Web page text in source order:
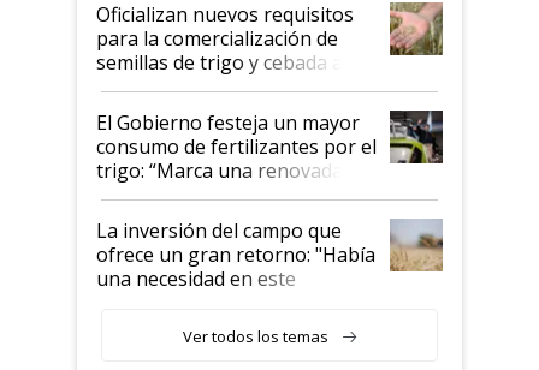
Oficializan nuevos requisitos
para la comercialización de
semillas de trigo y cebada a
granel
El Gobierno festeja un mayor
consumo de fertilizantes por el
trigo: “Marca una renovada
confianza de los productores”
La inversión del campo que
ofrece un gran retorno: "Había
una necesidad en este
Ver todos los temas